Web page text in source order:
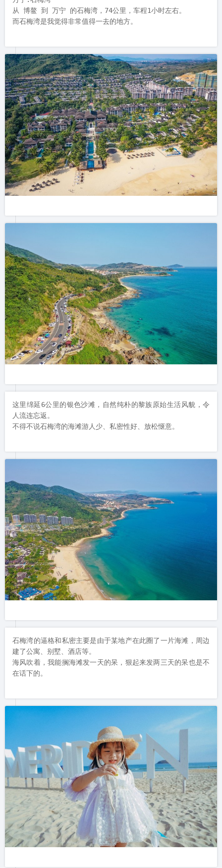
从 博鳌 到 万宁 的石梅湾，74公里，车程1小时左右。
而石梅湾是我觉得非常值得一去的地方。
这里绵延6公里的银色沙滩，自然纯朴的黎族原始生活风貌，令
人流连忘返。
不得不说石梅湾的海滩游人少、私密性好、放松惬意。
石梅湾的逼格和私密主要是由于某地产在此圈了一片海滩，周边
建了公寓、别墅、酒店等。
海风吹着，我能搁海滩发一天的呆，狠起来发两三天的呆也是不
在话下的。